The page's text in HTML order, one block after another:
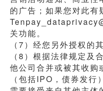
的广告；如果您对此有
关功能。
（7）经您另外授权的
（8）根据法律规定及
他公司合并或被其收购
（包括IPO，债券发行